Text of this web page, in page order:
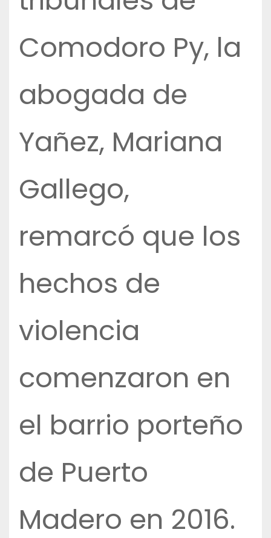
Comodoro Py, la
abogada de
Yañez, Mariana
Gallego,
remarcó que los
hechos de
violencia
comenzaron en
el barrio porteño
de Puerto
Madero en 2016.